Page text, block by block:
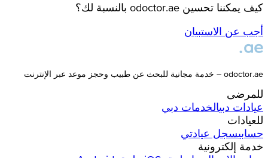
كيف يمكننا تحسين odoctor.ae بالنسبة لك؟
أجب عن الاستبيان
odoctor.ae – خدمة مجانية للبحث عن طبيب وحجز موعد عبر الإنترنت
للمرضى
عيادات دبيالخدمات دبي
للعيادات
حسابيسجل عيادتي
خدمة إلكترونية